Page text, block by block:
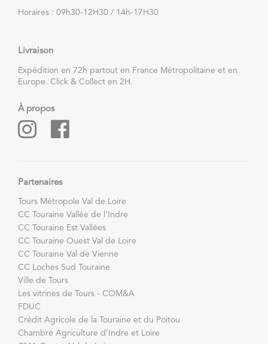
Horaires : 09h30-12H30 / 14h-17H30
Livraison
Expédition en 72h partout en France Métropolitaine et en
Europe. Click & Collect en 2H.
À propos
Partenaires
Tours Métropole Val de Loire
CC Touraine Vallée de l’Indre
CC Touraine Est Vallées
CC Touraine Ouest Val de Loire
CC Touraine Val de Vienne
CC Loches Sud Touraine
Ville de Tours
Les vitrines de Tours - COM&A
FDUC
Crédit Agricole de la Touraine et du Poitou
Chambre Agriculture d’Indre et Loire